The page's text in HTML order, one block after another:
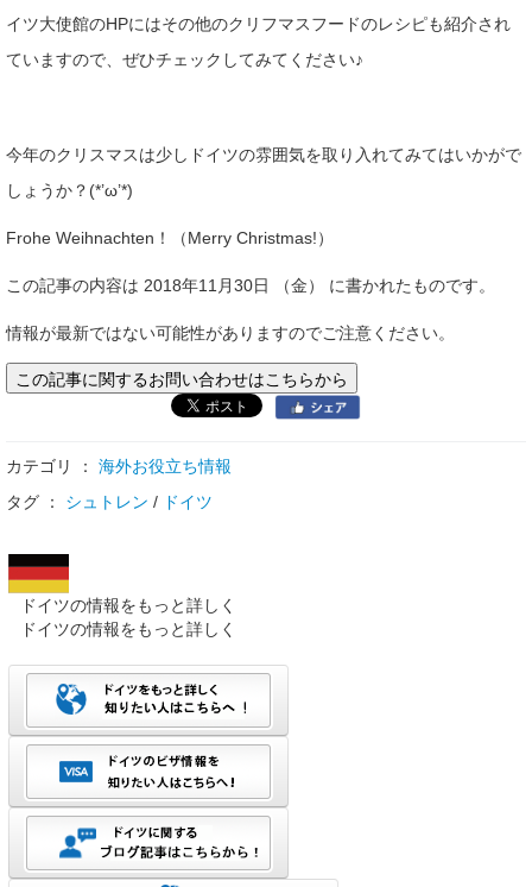
イツ大使館のHPにはその他のクリフマスフードのレシピも紹介され
ていますので、ぜひチェックしてみてください♪
今年のクリスマスは少しドイツの雰囲気を取り入れてみてはいかがで
しょうか？(*’ω’*)
Frohe Weihnachten！（Merry Christmas!）
この記事の内容は 2018年11月30日 （金） に書かれたものです。
情報が最新ではない可能性がありますのでご注意ください。
この記事に関するお問い合わせはこちらから
カテゴリ ： 海外お役立ち情報
タグ ： シュトレン / ドイツ
ドイツの情報をもっと詳しく
ドイツの情報をもっと詳しく